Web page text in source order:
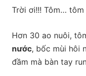
Trời ơi!!! Tôm…
Hơn 30 ao nuôi,
nước, bốc mùi hôi
đầm mà bàn tay